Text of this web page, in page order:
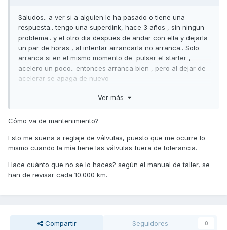
Saludos.. a ver si a alguien le ha pasado o tiene una
respuesta.. tengo una superdink, hace 3 años , sin ningun
problema.. y el otro dia despues de andar con ella y dejarla
un par de horas , al intentar arrancarla no arranca.. Solo
arranca si en el mismo momento de pulsar el starter ,
acelero un poco.. entonces arranca bien , pero al dejar de
acelerar se apaga de nuevo
Ver más
Cómo va de mantenimiento?
Esto me suena a reglaje de válvulas, puesto que me ocurre lo
mismo cuando la mía tiene las válvulas fuera de tolerancia.
Hace cuánto que no se lo haces? según el manual de taller, se
han de revisar cada 10.000 km.
Compartir Seguidores 0